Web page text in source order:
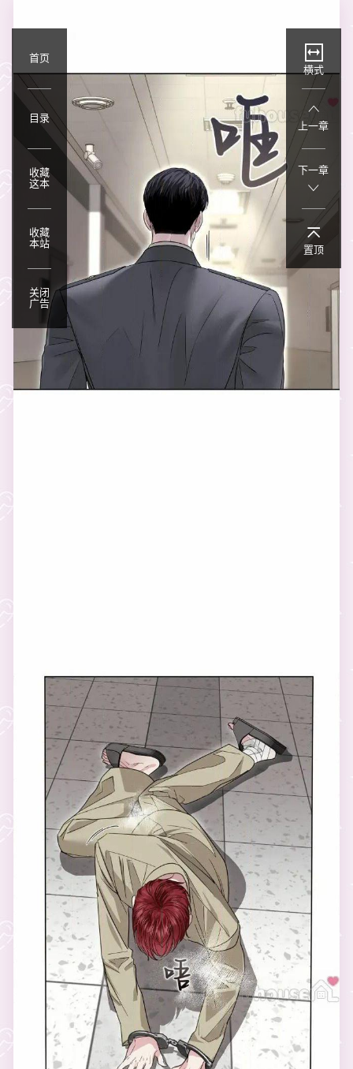
首页
目录
收藏
这本
收藏
本站
关闭
广告
横式
上一章
下一章
置顶